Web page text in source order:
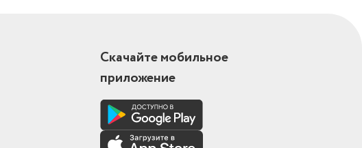
Скачайте мобильное
приложение